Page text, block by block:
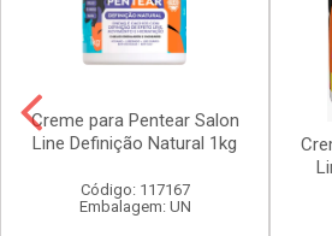
Creme para Pentear Salon
Line Definição Natural 1kg
Código: 117167
Embalagem: UN